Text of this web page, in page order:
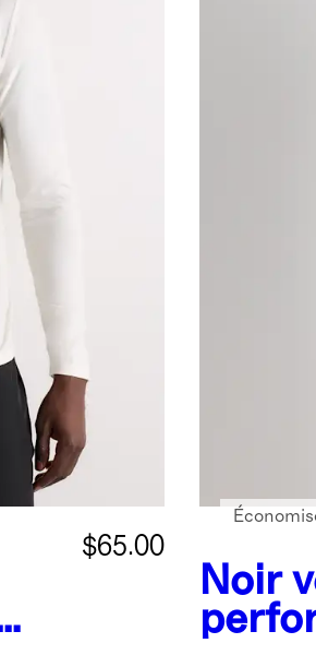
$65.00
Noir